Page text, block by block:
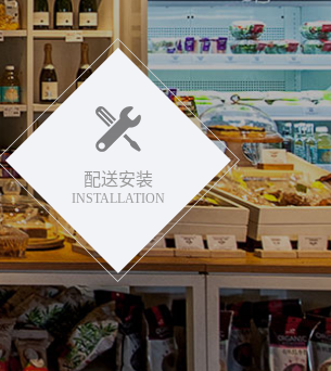
配送安装
INSTALLATION